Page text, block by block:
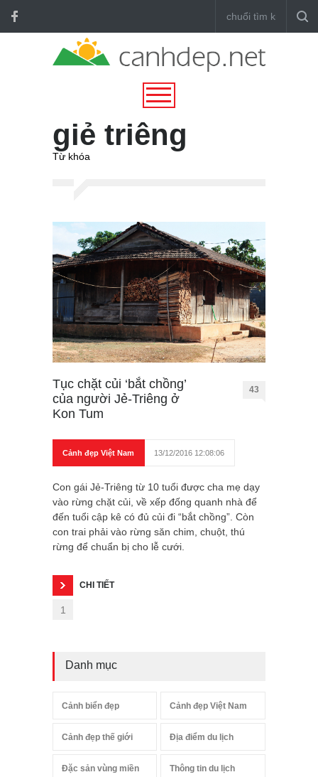
giẻ triêng
Từ khóa
Tục chặt củi ‘bắt chồng’
của người Jẻ-Triêng ở
Kon Tum
43
Cảnh đẹp Việt Nam 13/12/2016 12:08:06
Con gái Jẻ-Triêng từ 10 tuổi được cha mẹ dạy
vào rừng chặt củi, về xếp đống quanh nhà để
đến tuổi cập kê có đủ củi đi “bắt chồng”. Còn
con trai phải vào rừng săn chim, chuột, thú
rừng để chuẩn bị cho lễ cưới.
CHI TIẾT
1
Danh mục
Cảnh biển đẹp Cảnh đẹp Việt Nam
Cảnh đẹp thế giới Địa điểm du lịch
Đặc sản vùng miền Thông tin du lịch